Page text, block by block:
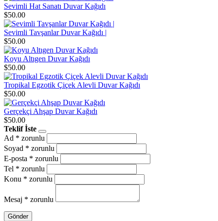
Sevimli Hat Sanatı Duvar Kağıdı
$50.00
Sevimli Tavşanlar Duvar Kağıdı |
$50.00
Koyu Altıgen Duvar Kağıdı
$50.00
Tropikal Egzotik Çiçek Alevli Duvar Kağıdı
$50.00
Gerçekçi Ahşap Duvar Kağıdı
$50.00
Teklif İste
Ad * zorunlu
Soyad * zorunlu
E-posta * zorunlu
Tel * zorunlu
Konu * zorunlu
Mesaj * zorunlu
Gönder